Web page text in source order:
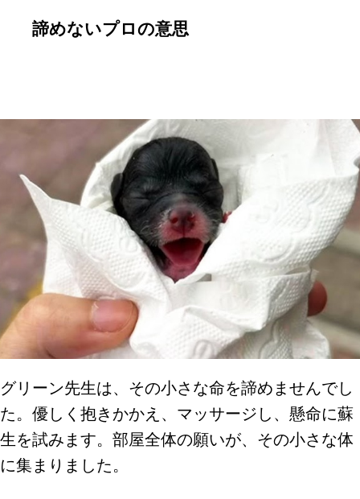
諦めないプロの意思
グリーン先生は、その小さな命を諦めませんでし
た。優しく抱きかかえ、マッサージし、懸命に蘇
生を試みます。部屋全体の願いが、その小さな体
に集まりました。